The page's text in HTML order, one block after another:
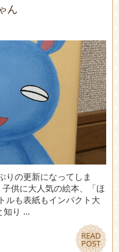
ん
りの更新になってしま
供に大人気の絵本、「ほ
ルも表紙もインパクト大
知り …
READ
POST
READ
POST